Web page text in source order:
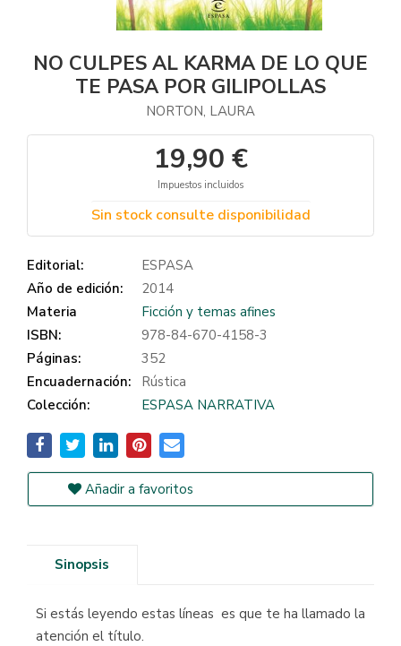
NO CULPES AL KARMA DE LO QUE
TE PASA POR GILIPOLLAS
NORTON, LAURA
19,90 €
Impuestos incluidos
Sin stock consulte disponibilidad
Editorial:
ESPASA
Año de edición:
2014
Materia
Ficción y temas afines
ISBN:
978-84-670-4158-3
Páginas:
352
Encuadernación:
Rústica
Colección:
ESPASA NARRATIVA
Añadir a favoritos
Sinopsis
Si estás leyendo estas líneas es que te ha llamado la
atención el título.